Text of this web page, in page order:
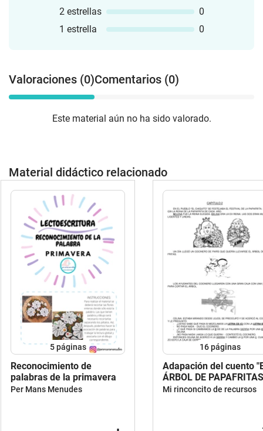
2 estrellas
0
1 estrella
0
Valoraciones (0)Comentarios (0)
Este material aún no ha sido valorado.
Material didáctico relacionado
5páginas
Reconocimiento de
palabras de la primavera
Per Mans Menudes
16páginas
Adapación del cuento
ÁRBOL DE
Mi rinconcito de recursos